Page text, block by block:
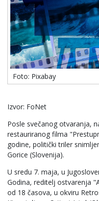
Foto: Pixabay
Izvor: FoNet
Posle svečanog otvaranja,
restauriranog filma
godine, politički triler
Gorice (Slovenija).
U sredu 7. maja, u
Godina, reditelj ostvarenja
od 18 časova, u okviru